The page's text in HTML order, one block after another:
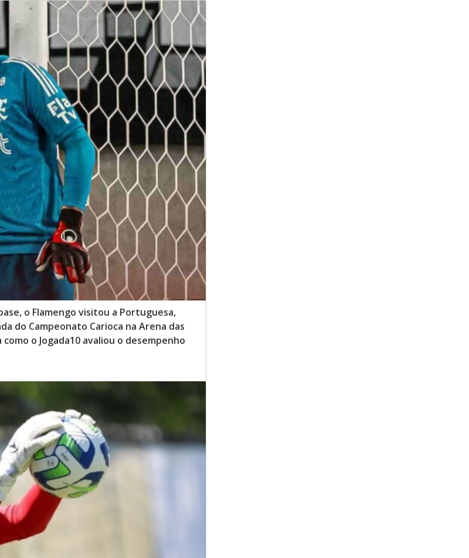
Opens in new window
o Flamengo visitou a Portuguesa,
do Campeonato Carioca na Arena das
o Jogada10 avaliou o desempenho